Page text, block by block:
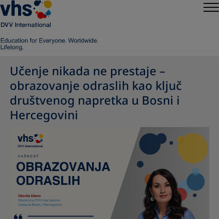
Učenje nikada ne prestaje –
obrazovanje odraslih kao ključ
društvenog napretka u Bosni i
Hercegovini